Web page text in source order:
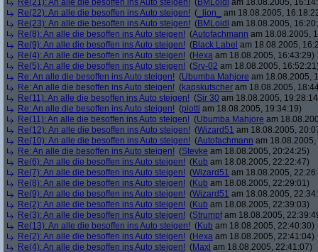
Re(21): An alle die besoffen ins Auto steigen! (BMLoidl am 18.08.2005,
Re(22): An alle die besoffen ins Auto steigen! ( _lion_
am 18.08.2005,
Re(23): An alle die besoffen ins Auto steigen! (BMLoidl am 18.08.2005,
Re(8): An alle die besoffen ins Auto steigen! (Autofachmann am 18.08.2005,
Re(9): An alle die besoffen ins Auto steigen! (Black Label am 18.08.2005,
Re(4): An alle die besoffen ins Auto steigen! (Hexa am 18.08.2005, 16:43:29)
Re(5): An alle die besoffen ins Auto steigen! (Srv-02 am 18.08.2005,
Re: An alle die besoffen ins Auto steigen! (Ubumba Mahjore am 18.08.2005,
Re: An alle die besoffen ins Auto steigen! (kapskutscher am 18.08.2005,
Re(11): An alle die besoffen ins Auto steigen! (Sir 30 am 18.08.2005,
Re: An alle die besoffen ins Auto steigen! (plotti am 18.08.2005, 19:34:19)
Re(11): An alle die besoffen ins Auto steigen! (Ubumba Mahjore am
Re(12): An alle die besoffen ins Auto steigen! (Wizard51 am 18.08.2005,
Re(10): An alle die besoffen ins Auto steigen! (Autofachmann am
Re: An alle die besoffen ins Auto steigen! (Stevke am 18.08.2005, 20:24:25)
Re(6): An alle die besoffen ins Auto steigen! (Kub am 18.08.2005, 22:22:47)
Re(7): An alle die besoffen ins Auto steigen! (Wizard51 am 18.08.2005,
Re(8): An alle die besoffen ins Auto steigen! (Kub am 18.08.2005, 22:29:01)
Re(9): An alle die besoffen ins Auto steigen! (Wizard51 am 18.08.2005,
Re(2): An alle die besoffen ins Auto steigen! (Kub am 18.08.2005, 22:39:03)
Re(3): An alle die besoffen ins Auto steigen! (Strumpfam 18.08.2005,
Re(13): An alle die besoffen ins Auto steigen! (Kub am 18.08.2005, 22:40:30)
Re(2): An alle die besoffen ins Auto steigen! (Hexa am 18.08.2005, 22:41:04)
Re(4): An alle die besoffen ins Auto steigen! (Maxl am 18.08.2005, 22:41:07)